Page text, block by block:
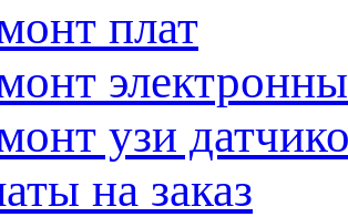
плат
узи
на заказ